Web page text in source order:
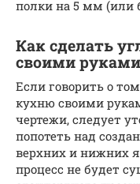
полки на 5 мм (или
Как сделать
своими руками
Если говорить о
кухню своими
чертежи, следует
попотеть над
верхних и нижних
процесс не будет